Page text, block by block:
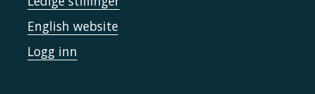
English website
Logg inn